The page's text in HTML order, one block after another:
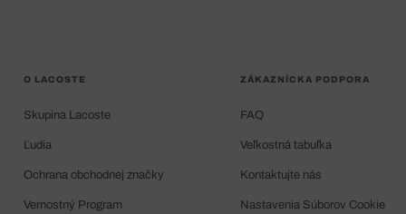
O LACOSTE
Skupina Lacoste
Ľudia
Ochrana obchodnej značky
Vernostný Program
ZÁKAZNÍCKA PODPORA
FAQ
Veľkostná tabuľka
Kontaktujte nás
Nastavenia Súborov Cookie